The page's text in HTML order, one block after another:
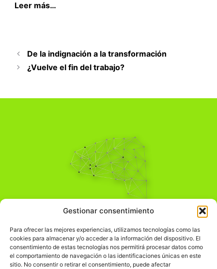
Gestionar consentimiento
Para ofrecer las mejores experiencias, utilizamos tecnologías como las
cookies para almacenar y/o acceder a la información del dispositivo. El
consentimiento de estas tecnologías nos permitirá procesar datos como
el comportamiento de navegación o las identificaciones únicas en este
sitio. No consentir o retirar el consentimiento, puede afectar
Leer más…
De la indignación a la transformación
¿Vuelve el fin del trabajo?
Pensamiento Crítico
Comprender el mundo para transformarlo.
Información Legal